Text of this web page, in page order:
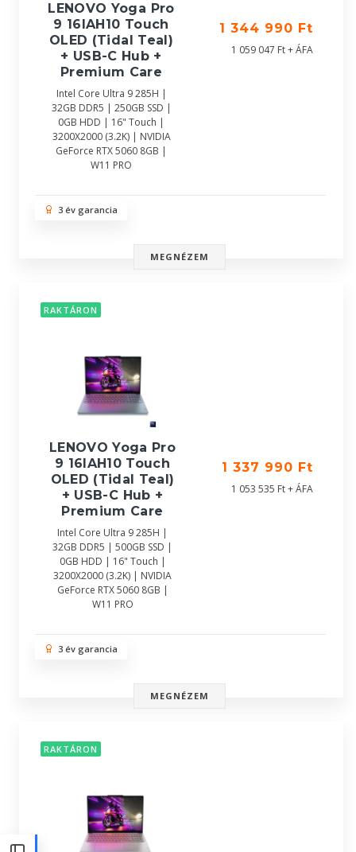
LENOVO Yoga Pro
9 16IAH10 Touch
OLED (Tidal Teal)
+ USB-C Hub +
Premium Care
Intel Core Ultra 9 285H |
32GB DDR5 | 250GB SSD |
0GB HDD | 16" Touch |
3200X2000 (3.2K) | NVIDIA
GeForce RTX 5060 8GB |
W11 PRO
1 344 990 Ft
1 059 047 Ft + ÁFA
3 év garancia
MEGNÉZEM
RAKTÁRON
LENOVO Yoga Pro
9 16IAH10 Touch
OLED (Tidal Teal)
+ USB-C Hub +
Premium Care
Intel Core Ultra 9 285H |
32GB DDR5 | 500GB SSD |
0GB HDD | 16" Touch |
3200X2000 (3.2K) | NVIDIA
GeForce RTX 5060 8GB |
W11 PRO
1 337 990 Ft
1 053 535 Ft + ÁFA
3 év garancia
MEGNÉZEM
RAKTÁRON